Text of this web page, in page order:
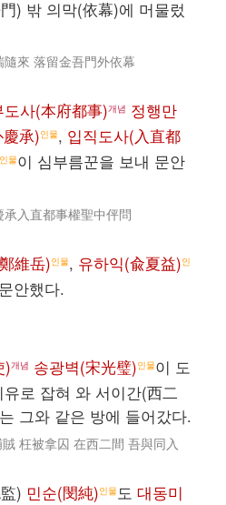
) 밖 의막(依幕)에 머물렀
來 落留金吾門外依幕
도사(本府都事)개념 정행만
承)인물, 입직도사(入直都
인물이 심부름꾼을 보내 문안
入直都事權聖中伻問
維岳)인물, 유하익(兪夏益)인
안했다.
)개념 송광벽(宋光璧)인물이 도
로 잡혀 와 서이간(西二
그와 같은 방에 들어갔다.
枉被拿囚 在西二間 吾與同入
) 민순(閔純)인물도 대동미